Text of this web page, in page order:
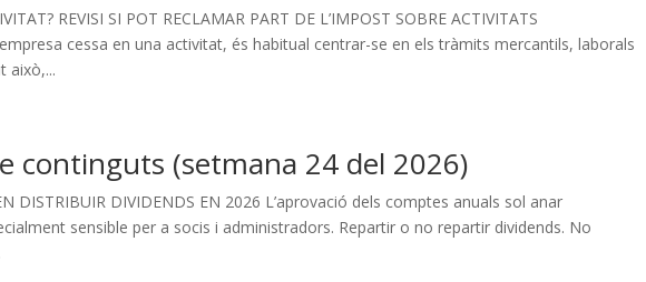
REVISI SI POT RECLAMAR PART DE L’IMPOST SOBRE ACTIVITATS
cessa en una activitat, és habitual centrar-se en els tràmits mercantils, laborals
això,...
continguts (setmana 24 del 2026)
DISTRIBUIR DIVIDENDS EN 2026 L’aprovació dels comptes anuals sol anar
sensible per a socis i administradors. Repartir o no repartir dividends. No